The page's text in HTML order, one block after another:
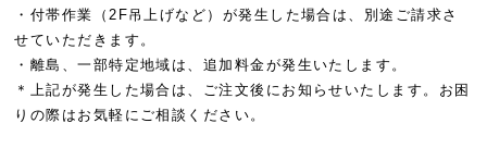
・付帯作業（2F吊上げなど）が発生した場合は、別途ご請求さ
せていただきます。
・離島、一部特定地域は、追加料金が発生いたします。
＊上記が発生した場合は、ご注文後にお知らせいたします。お困
りの際はお気軽にご相談ください。